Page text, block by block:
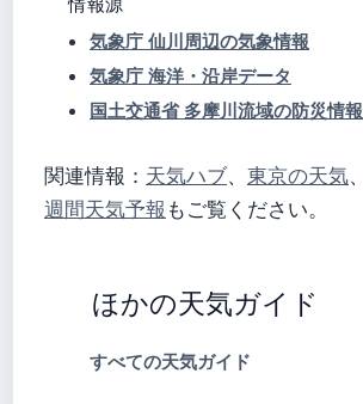
気象庁 仙川周辺の気象情報
気象庁 海洋・沿岸データ
国土交通省 多摩川流域の防災情報
関連情報： 天気ハブ、 東京の天気、
週間天気予報 もご覧ください。
ほかの天気ガイド
すべての天気ガイド